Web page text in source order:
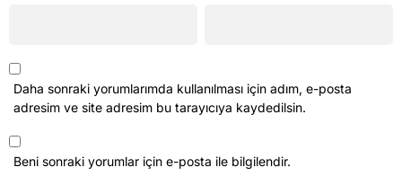
Daha sonraki yorumlarımda kullanılması için adım, e-posta
adresim ve site adresim bu tarayıcıya kaydedilsin.
Beni sonraki yorumlar için e-posta ile bilgilendir.